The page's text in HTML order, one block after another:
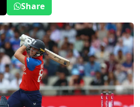
Share